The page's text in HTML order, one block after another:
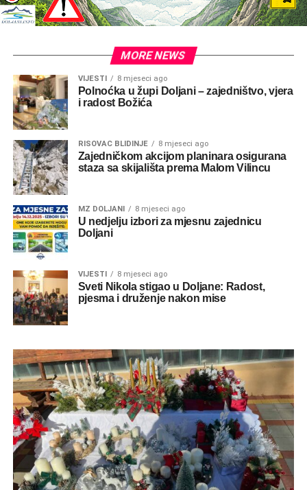
MORE NEWS
VIJESTI 8 mjeseci ago
Polnoćka u župi Doljani – zajedništvo, vjera
i radost Božića
RISOVAC BLIDINJE 8 mjeseci ago
Zajedničkom akcijom planinara osigurana
staza sa skijališta prema Malom Vilincu
MZ DOLJANI 8 mjeseci ago
U nedjelju izbori za mjesnu zajednicu
Doljani
VIJESTI 8 mjeseci ago
Sveti Nikola stigao u Doljane: Radost,
pjesma i druženje nakon mise